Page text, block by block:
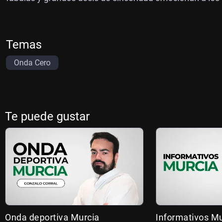
Temas
Onda Cero
Te puede gustar
Onda deportiva Murcia Informativos